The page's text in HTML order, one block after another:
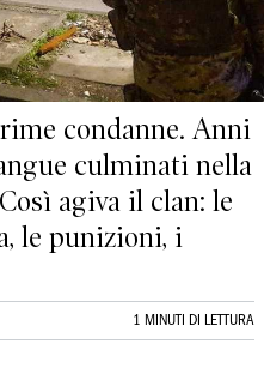
condanne. Anni
culminati nella
agiva il clan: le
le punizioni, i
1 MINUTI DI LETTURA